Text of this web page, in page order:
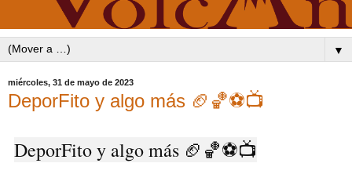
▼
miércoles, 31 de mayo de 2023
DeporFito y algo más 🏈🏀⚽📺
DeporFito y algo más 🏈🏀⚽📺